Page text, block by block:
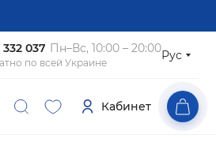
037 Пн–Вс, 10:00 – 20:00
по всей Украине
Рус
Кабинет